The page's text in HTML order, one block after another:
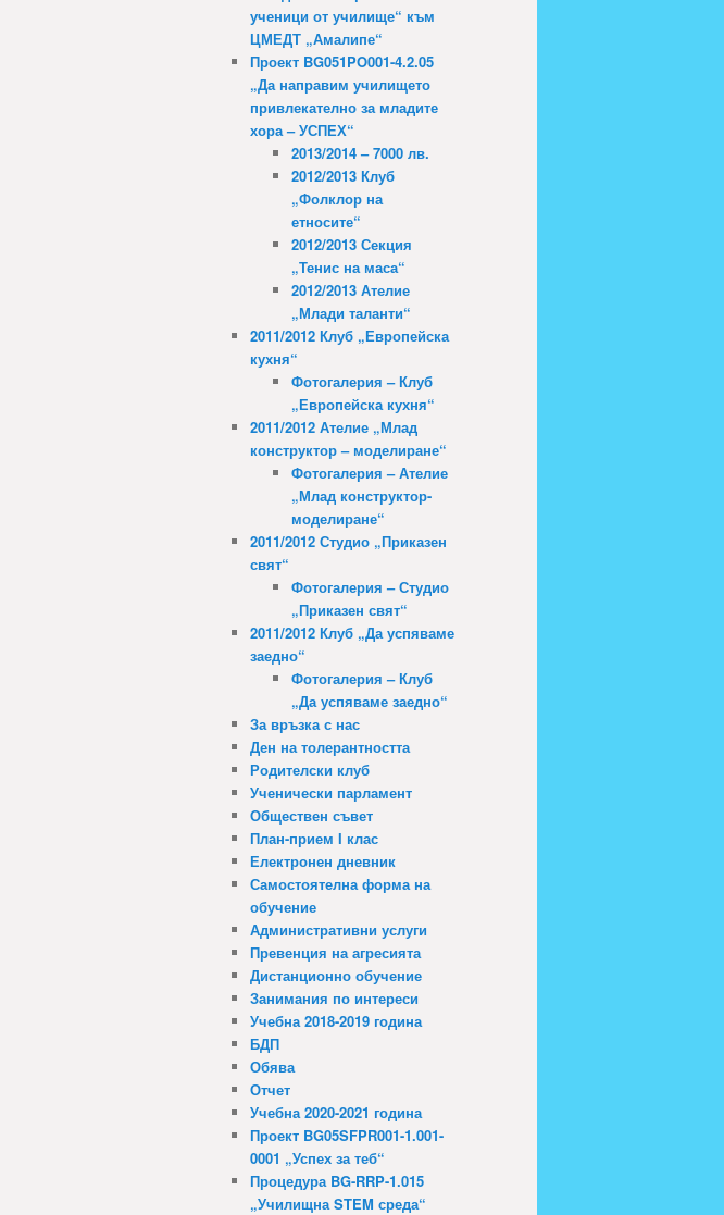
ученици от училище“ към
ЦМЕДТ „Амалипе“
Проект BG051PO001-4.2.05
„Да направим училището
привлекателно за младите
хора – УСПЕХ“
2013/2014 – 7000 лв.
2012/2013 Клуб
„Фолклор на
етносите“
2012/2013 Секция
„Тенис на маса“
2012/2013 Ателие
„Млади таланти“
2011/2012 Клуб „Европейска
кухня“
Фотогалерия – Клуб
„Европейска кухня“
2011/2012 Ателие „Млад
конструктор – моделиране“
Фотогалерия – Ателие
„Млад конструктор-
моделиране“
2011/2012 Студио „Приказен
свят“
Фотогалерия – Студио
„Приказен свят“
2011/2012 Клуб „Да успяваме
заедно“
Фотогалерия – Клуб
„Да успяваме заедно“
За връзка с нас
Ден на толерантността
Родителски клуб
Ученически парламент
Обществен съвет
План-прием I клас
Електронен дневник
Самостоятелна форма на
обучение
Административни услуги
Превенция на агресията
Дистанционно обучение
Занимания по интереси
Учебна 2018-2019 година
БДП
Обява
Отчет
Учебна 2020-2021 година
Проект BG05SFPR001-1.001-
0001 „Успех за теб“
Процедура BG-RRP-1.015
„Училищна STEM среда“